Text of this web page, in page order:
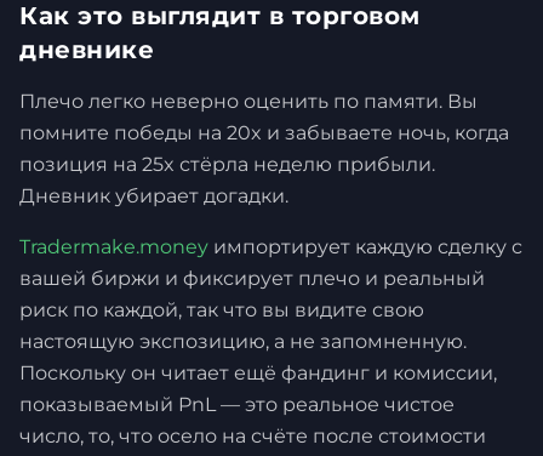
Как это выглядит в торговом
дневнике
Плечо легко неверно оценить по памяти. Вы
помните победы на 20x и забываете ночь, когда
позиция на 25x стёрла неделю прибыли.
Дневник убирает догадки.
Tradermake.money импортирует каждую сделку с
вашей биржи и фиксирует плечо и реальный
риск по каждой, так что вы видите свою
настоящую экспозицию, а не запомненную.
Поскольку он читает ещё фандинг и комиссии,
показываемый PnL — это реальное чистое
число, то, что осело на счёте после стоимости